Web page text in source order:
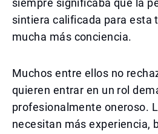
siempre significaba que la
sintiera calificada para esta
mucha más conciencia.
Muchos entre ellos no
quieren entrar en un rol
profesionalmente oneroso.
necesitan más experiencia,